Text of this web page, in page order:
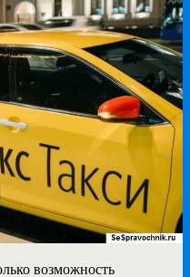
возможность